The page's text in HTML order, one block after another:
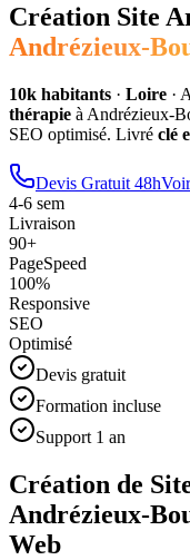
Création Site
Andrézieux-
10k habitants · Loire ·
thérapie à Andrézieux-
SEO optimisé. Livré clé
Devis Gratuit 48h
4-6 sem
Livraison
90+
PageSpeed
100%
Responsive
SEO
Optimisé
Devis gratuit
Formation incluse
Support 1 an
Création de
Andrézieux-
Web